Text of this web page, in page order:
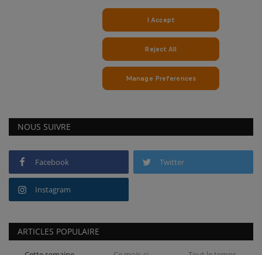
NOUS SUIVRE
Facebook Twitter
Instagram
ARTICLES POPULAIRE